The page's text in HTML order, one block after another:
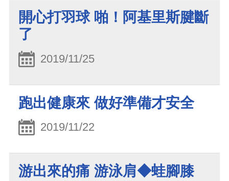
開心打羽球 啪！阿基里斯腱斷
了
2019/11/25
跑出健康來 做好準備才安全
2019/11/22
游出來的痛 游泳肩◆蛙腳膝